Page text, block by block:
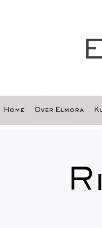
Home Over Elmora